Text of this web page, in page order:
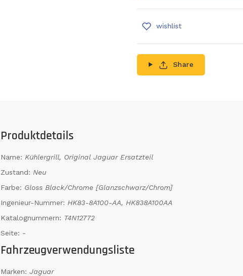
wishlist
Share
Produktdetails
Name: Kühlergrill, Original Jaguar Ersatzteil
Zustand: Neu
Farbe: Gloss Black/Chrome [Glanzschwarz/Chrom]
Ingenieur-Nummer: HK83-8A100-AA, HK838A100AA
Katalognummern: T4N12772
Seite: -
Fahrzeugverwendungsliste
Marken: Jaguar